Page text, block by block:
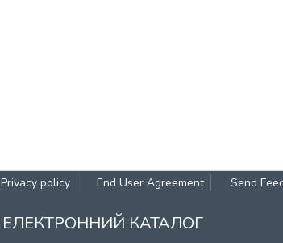
Privacy policy End User Agreement Send
ЕЛЕКТРОННИЙ КАТАЛОГ